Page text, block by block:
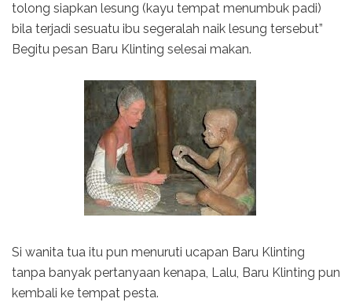
tolong siapkan lesung (kayu tempat menumbuk padi)
bila terjadi sesuatu ibu segeralah naik lesung tersebut”
Begitu pesan Baru Klinting selesai makan.
Si wanita tua itu pun menuruti ucapan Baru Klinting
tanpa banyak pertanyaan kenapa, Lalu, Baru Klinting pun
kembali ke tempat pesta.